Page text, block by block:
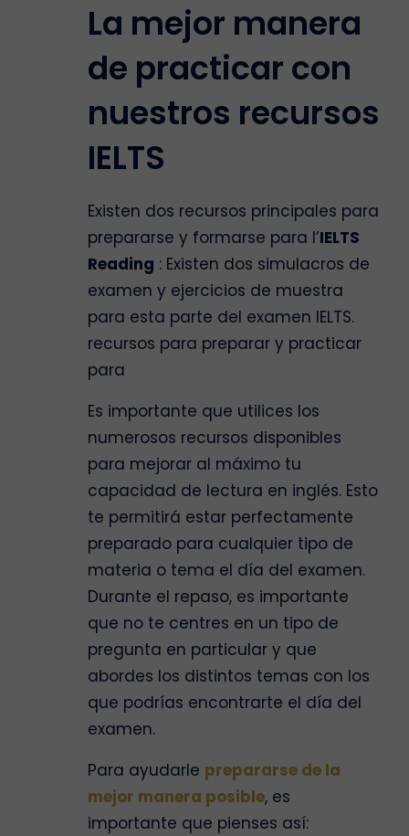
La mejor manera
de practicar con
nuestros recursos
IELTS
Existen dos recursos principales para
prepararse y formarse para l’IELTS
Reading : Existen dos simulacros de
examen y ejercicios de muestra
para esta parte del examen IELTS.
recursos para preparar y practicar
para
Es importante que utilices los
numerosos recursos disponibles
para mejorar al máximo tu
capacidad de lectura en inglés. Esto
te permitirá estar perfectamente
preparado para cualquier tipo de
materia o tema el día del examen.
Durante el repaso, es importante
que no te centres en un tipo de
pregunta en particular y que
abordes los distintos temas con los
que podrías encontrarte el día del
examen.
Para ayudarle prepararse de la
mejor manera posible, es
importante que pienses así: